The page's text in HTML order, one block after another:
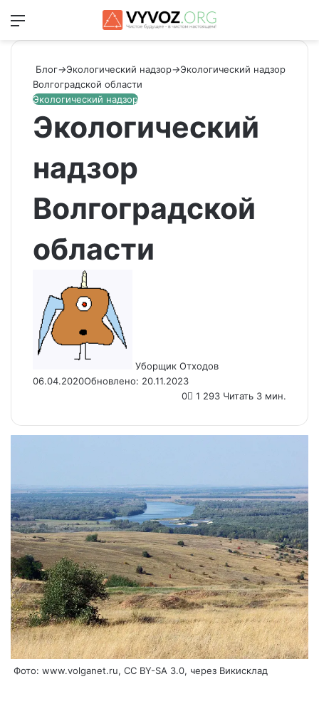
Меню
Блог→Экологический надзор→Экологический надзор
Волгоградской области
Экологический надзор
Экологический
надзор
Волгоградской
области
Уборщик Отходов
06.04.2020Обновлено: 20.11.2023
0
1 293 Читать 3 мин.
Фото: www.volganet.ru, CC BY-SA 3.0, через Викисклад